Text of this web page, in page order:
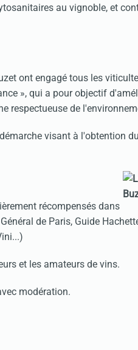
au vignoble, et
ont engagé tous les
», qui a pour objectif
respectueuse de
visant à l'obtention
récompensés dans
de Paris, Guide
et les amateurs de vins.
modération.